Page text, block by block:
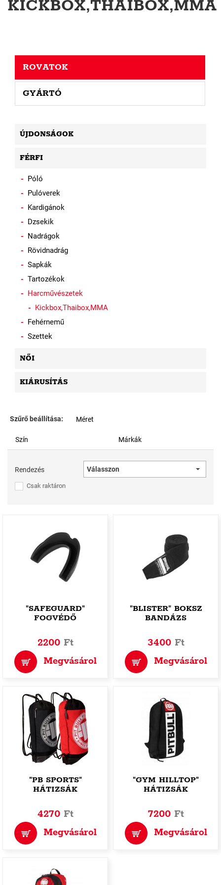
KICKBOX,THAIBOX,MMA
ROVATOK
GYÁRTÓ
ÚJDONSÁGOK
FÉRFI
Póló
Pulóverek
Kardigánok
Dzsekik
Nadrágok
Rövidnadrág
Sapkák
Tartozékok
Harcművészetek
Kickbox,Thaibox,MMA
Fehérnemű
Szettek
NŐI
KIÁRUSÍTÁS
Szűrő beállítása: Méret
Szín Márkák
Rendezés Válasszon
Csak raktáron
"SAFEGUARD"
FOGVÉDŐ
2200 Ft
Megvásárol
"BLISTER" BOKSZ
BANDÁZS
3400 Ft
Megvásárol
"PB SPORTS"
HÁTIZSÁK
4270 Ft
Megvásárol
"GYM HILLTOP"
HÁTIZSÁK
7200 Ft
Megvásárol